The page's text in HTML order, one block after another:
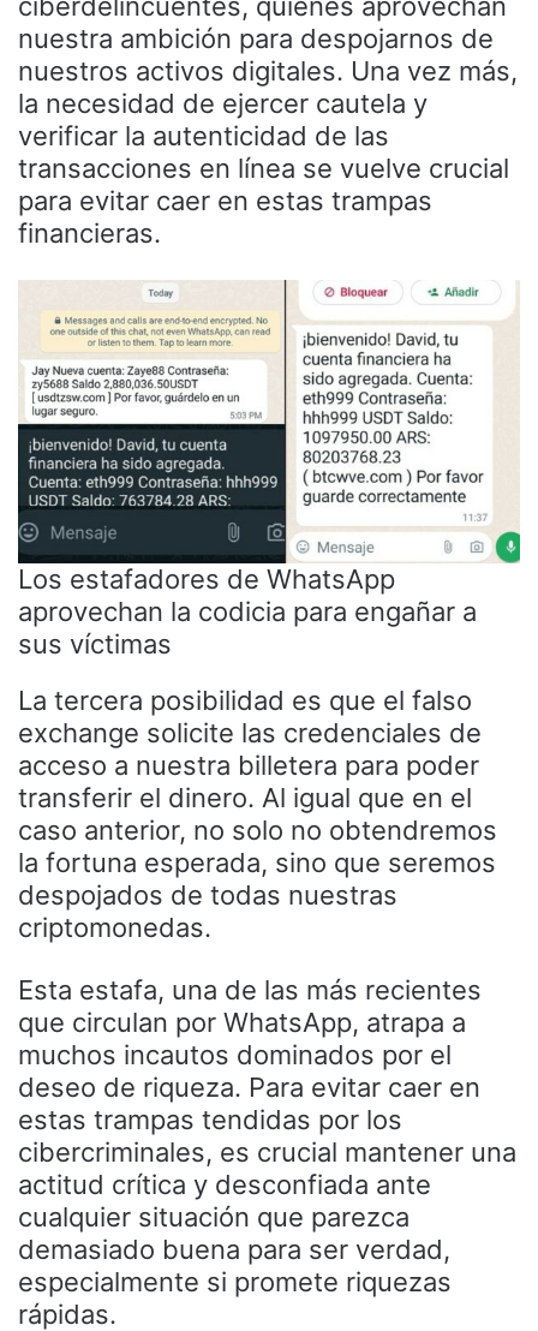
ciberdelincuentes, quienes aprovechan
nuestra ambición para despojarnos de
nuestros activos digitales. Una vez más,
la necesidad de ejercer cautela y
verificar la autenticidad de las
transacciones en línea se vuelve crucial
para evitar caer en estas trampas
financieras.
Los estafadores de WhatsApp
aprovechan la codicia para engañar a
sus víctimas
La tercera posibilidad es que el falso
exchange solicite las credenciales de
acceso a nuestra billetera para poder
transferir el dinero. Al igual que en el
caso anterior, no solo no obtendremos
la fortuna esperada, sino que seremos
despojados de todas nuestras
criptomonedas.
Esta estafa, una de las más recientes
que circulan por WhatsApp, atrapa a
muchos incautos dominados por el
deseo de riqueza. Para evitar caer en
estas trampas tendidas por los
cibercriminales, es crucial mantener una
actitud crítica y desconfiada ante
cualquier situación que parezca
demasiado buena para ser verdad,
especialmente si promete riquezas
rápidas.